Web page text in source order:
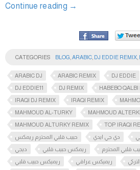
Continue reading →
CATEGORIES BLOG ARABIC DJ EDDIE REMIX
ARABIC DJ ARABIC REMIX DJ EDDIE
DJ EDDIE11
DJ REMIX HABEBO QALBI
IRAQI DJ REMIX
IRAQI REMIX
MAHMOUD AL-TURKY
MAHMOUD ALTERKI
MAHMOUD ALTURKY REMIX
TOP IRAQI
حبيب قلبي المحترم ريمكس
دي جي ايدي
ديجي
ريمكس حبيب قلبي قلبي المحترم
ريميكس حبيب قلبي
ريميكس عراقي